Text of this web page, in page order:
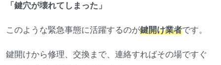
「鍵穴が壊れてしまった」
このような緊急事態に活躍するのが鍵開け業者です。
鍵開けから修理、交換まで、連絡すればその場ですぐ